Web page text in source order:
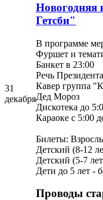
31
декабря
Новогодняя
Гетсби"
В программе
Фуршет и
Банкет в 23:00
Речь Президента
Кавер группа
Дед Мороз
Дискотека до
Караоке с 5:00
Билеты:
Детский (8-12
Детский (5-7
Дети до 5 лет -
Проводы